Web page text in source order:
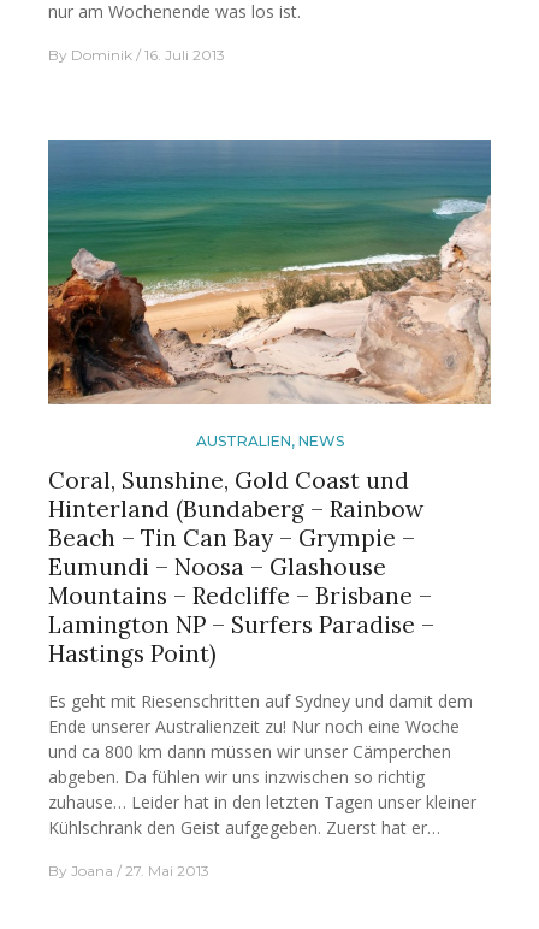
nur am Wochenende was los ist.
By Dominik 16. Juli 2013
AUSTRALIEN, NEWS
Coral, Sunshine, Gold Coast und
Hinterland (Bundaberg – Rainbow
Beach – Tin Can Bay – Grympie –
Eumundi – Noosa – Glashouse
Mountains – Redcliffe – Brisbane –
Lamington NP – Surfers Paradise –
Hastings Point)
Es geht mit Riesenschritten auf Sydney und damit dem
Ende unserer Australienzeit zu! Nur noch eine Woche
und ca 800 km dann müssen wir unser Cämperchen
abgeben. Da fühlen wir uns inzwischen so richtig
zuhause… Leider hat in den letzten Tagen unser kleiner
Kühlschrank den Geist aufgegeben. Zuerst hat er…
By Joana 27. Mai 2013